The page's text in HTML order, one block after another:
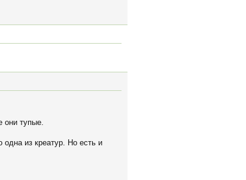
они тупые.
из креатур. Но есть и